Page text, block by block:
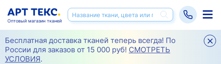
Бесплатная доставка тканей теперь всегда! По
России для заказов от 15 000 руб! СМОТРЕТЬ
УСЛОВИЯ.
Оптовый магазин тканей